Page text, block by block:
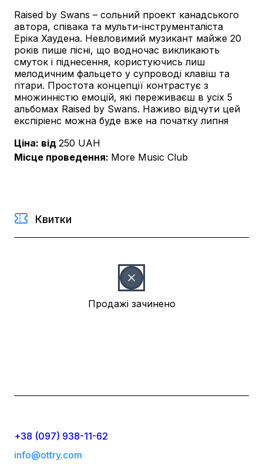
Raised by Swans – сольний проект канадського
автора, співака та мульти-інструменталіста
Еріка Хаудена. Невловимий музикант майже 20
років пише пісні, що водночас викликають
смуток і піднесення, користуючись лиш
мелодичним фальцето у супроводі клавіш та
гітари. Простота концепції контрастує з
множинністю емоцій, які переживаєш в усіх 5
альбомах Raised by Swans. Наживо відчути цей
експіріенс можна буде вже на початку липня
Ціна: від 250 UAH
Місце проведення: More Music Club
Квитки
Продажі зачинено
+38 (097) 938-11-62
info@ottry.com